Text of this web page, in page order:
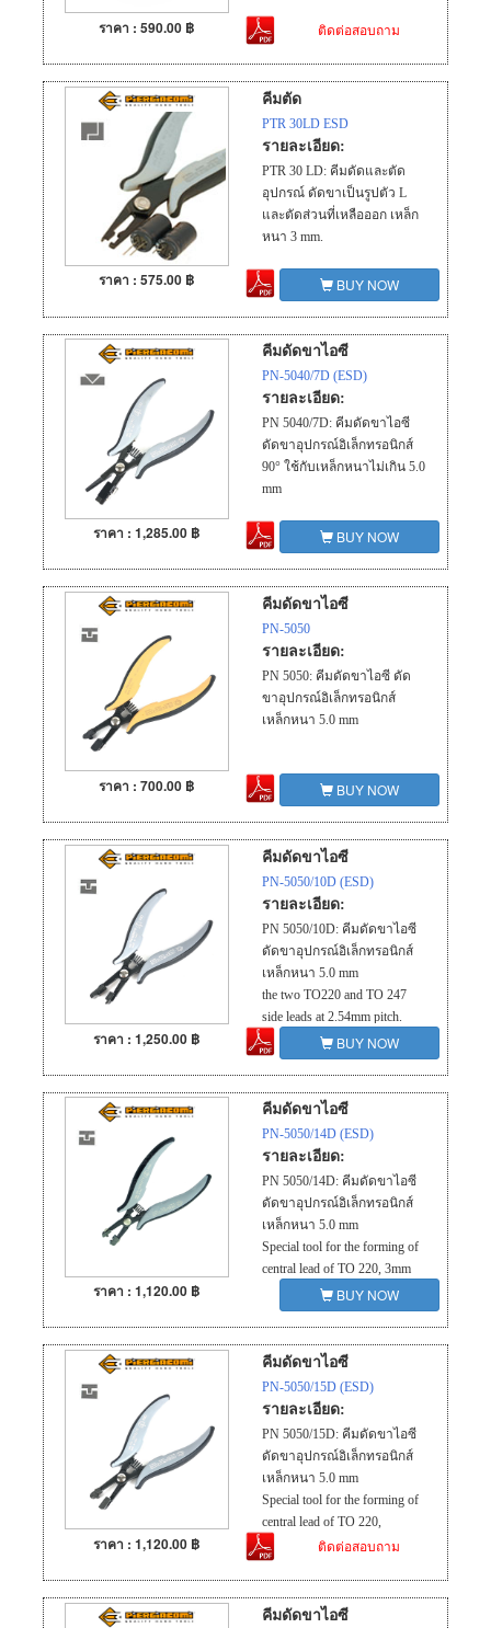
ราคา : 590.00 ฿ ติดต่อสอบถาม
คีมตัด
PTR 30LD ESD
รายละเอียด:
PTR 30 LD: คีมดัดและตัด
อุปกรณ์ ดัดขาเป็นรูปตัว L
และตัดส่วนที่เหลือออก เหล็ก
หนา 3 mm.
ราคา : 575.00 ฿ BUY NOW
คีมดัดขาไอซี
PN-5040/7D (ESD)
รายละเอียด:
PN 5040/7D: คีมดัดขาไอซี
ดัดขาอุปกรณ์อิเล็กทรอนิกส์
90° ใช้กับเหล็กหนาไม่เกิน 5.0
mm
ราคา : 1,285.00 ฿ BUY NOW
คีมดัดขาไอซี
PN-5050
รายละเอียด:
PN 5050: คีมดัดขาไอซี ดัด
ขาอุปกรณ์อิเล็กทรอนิกส์
เหล็กหนา 5.0 mm
ราคา : 700.00 ฿ BUY NOW
คีมดัดขาไอซี
PN-5050/10D (ESD)
รายละเอียด:
PN 5050/10D: คีมดัดขาไอซี
ดัดขาอุปกรณ์อิเล็กทรอนิกส์
เหล็กหนา 5.0 mm
the two TO220 and TO 247
side leads at 2.54mm pitch.
ราคา : 1,250.00 ฿ BUY NOW
คีมดัดขาไอซี
PN-5050/14D (ESD)
รายละเอียด:
PN 5050/14D: คีมดัดขาไอซี
ดัดขาอุปกรณ์อิเล็กทรอนิกส์
เหล็กหนา 5.0 mm
Special tool for the forming of
central lead of TO 220, 3mm
ราคา : 1,120.00 ฿ BUY NOW
คีมดัดขาไอซี
PN-5050/15D (ESD)
รายละเอียด:
PN 5050/15D: คีมดัดขาไอซี
ดัดขาอุปกรณ์อิเล็กทรอนิกส์
เหล็กหนา 5.0 mm
Special tool for the forming of
central lead of TO 220,
2.54mm pitch.
ราคา : 1,120.00 ฿ ติดต่อสอบถาม
คีมดัดขาไอซี